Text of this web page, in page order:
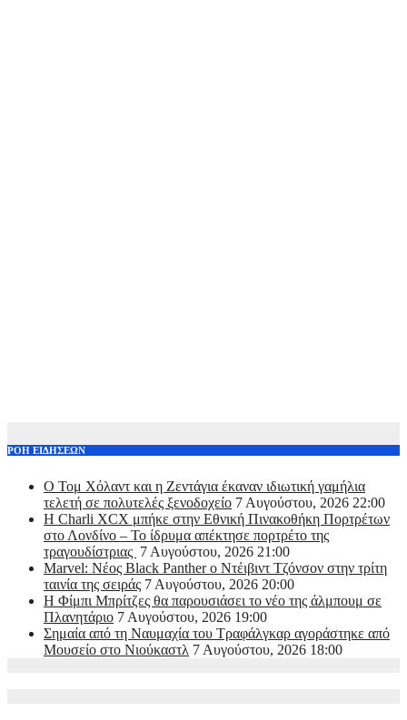
ΡΟΗ ΕΙΔΗΣΕΩΝ
O Τομ Χόλαντ και η Ζεντάγια έκαναν ιδιωτική γαμήλια
τελετή σε πολυτελές ξενοδοχείο 7 Αυγούστου, 2026 22:00
Η Charli XCX μπήκε στην Εθνική Πινακοθήκη Πορτρέτων
στο Λονδίνο – Το ίδρυμα απέκτησε πορτρέτο της
τραγουδίστριας 7 Αυγούστου, 2026 21:00
Marvel: Νέος Black Panther ο Ντέιβιντ Τζόνσον στην τρίτη
ταινία της σειράς 7 Αυγούστου, 2026 20:00
Η Φίμπι Μπρίτζες θα παρουσιάσει το νέο της άλμπουμ σε
Πλανητάριο 7 Αυγούστου, 2026 19:00
Σημαία από τη Ναυμαχία του Τραφάλγκαρ αγοράστηκε από
Μουσείο στο Νιούκαστλ 7 Αυγούστου, 2026 18:00